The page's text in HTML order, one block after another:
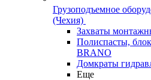
Грузоподъемное
(Чехия)
Захваты
Полиспасты,
BRANO
Домкраты
Еще